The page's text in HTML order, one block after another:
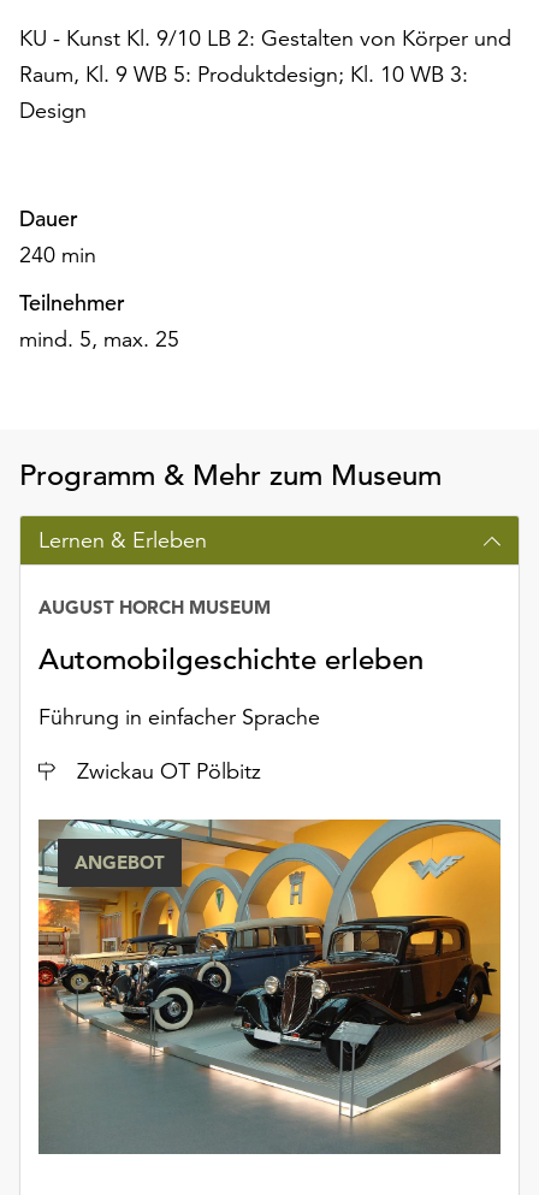
Informationen
finden
Sie
in
dem
Impressum
KU - Kunst Kl. 9/10 LB 2: Gestalten von Körper und
Raum, Kl. 9 WB 5: Produktdesign; Kl. 10 WB 3:
Design
Dauer
240 min
Teilnehmer
mind. 5, max. 25
Programm & Mehr zum Museum
Lernen & Erleben
Automobilgeschichte erleben
AUGUST HORCH MUSEUM
Führung in einfacher Sprache
Ort
Zwickau OT Pölbitz
ANGEBOT